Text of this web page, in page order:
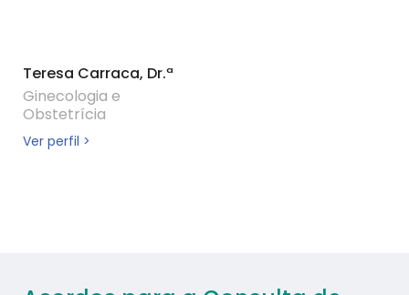
Teresa Carraca, Dr.ª
Ginecologia e
Obstetrícia
Ver perfil >